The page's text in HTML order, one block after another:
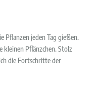
Pflanzen jeden Tag gießen.
kleinen Pflänzchen. Stolz
die Fortschritte der